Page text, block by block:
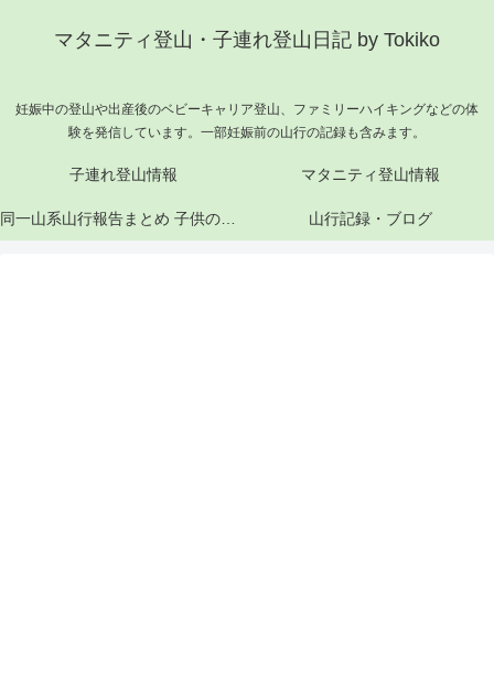
マタニティ登山・子連れ登山日記 by Tokiko
妊娠中の登山や出産後のベビーキャリア登山、ファミリーハイキングなどの体
験を発信しています。一部妊娠前の山行の記録も含みます。
子連れ登山情報 マタニティ登山情報
同一山系山行報告まとめ 子供の成長と山行記録 山行記録・ブログ